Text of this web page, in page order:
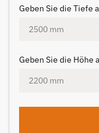
Geben Sie die Tiefe
Geben Sie die Höhe